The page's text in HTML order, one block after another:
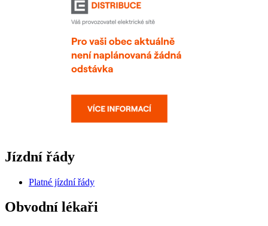
Jízdní řády
Platné jízdní řády
Obvodní lékaři